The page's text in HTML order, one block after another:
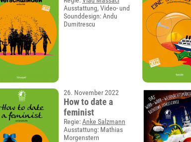
Ausstattung, Video- und
Sounddesign: Andu
Dumitrescu
26. November 2022
How to date a
feminist
Regie:Anke Salzmann
Ausstattung: Mathias
Morgenstern